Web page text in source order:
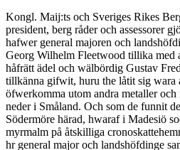
Kongl. Maij:ts och Sveriges Rikes
president, berg råder och assessorer
hafwer general majoren och
Georg Wilhelm Fleetwood tillika med
håfrätt ädel och wälbördig Gustav
tillkänna gifwit, huru the låtit sig wara
öfwerkomma utom andra metaller
neder i Småland. Och som de funnit
Södermöre härad, hwaraf i Madesiö
myrmalm på åtskilliga
hr general major och landshöfdinge